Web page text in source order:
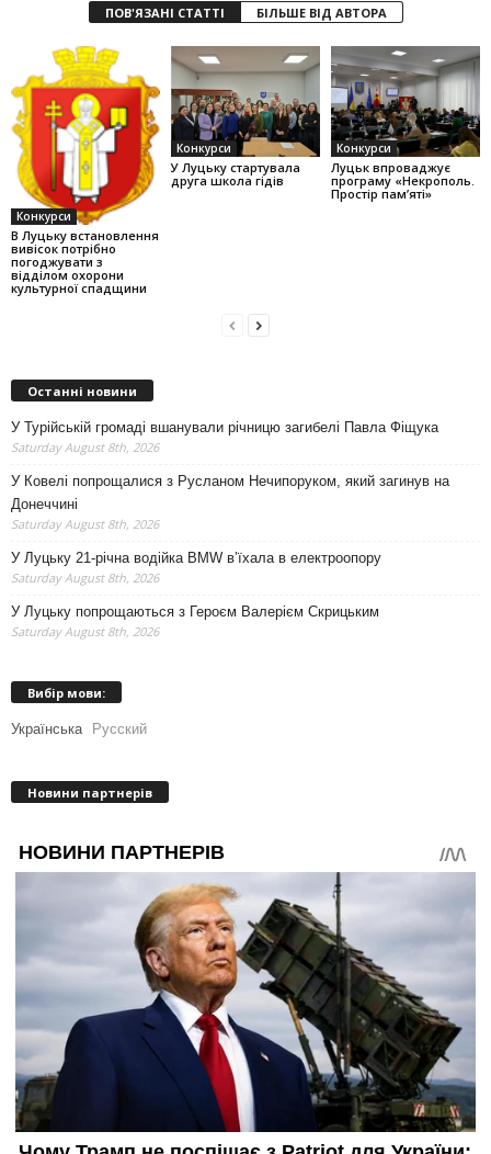
ПОВ'ЯЗАНІ СТАТТІ БІЛЬШЕ ВІД АВТОРА
Конкурси
В Луцьку встановлення
вивісок потрібно
погоджувати з
відділом охорони
культурної спадщини
Конкурси
У Луцьку стартувала
друга школа гідів
Конкурси
Луцьк впроваджує
програму «Некрополь.
Простір пам’яті»
Останні новини
У Турійській громаді вшанували річницю загибелі Павла Фіщука
Saturday August 8th, 2026
У Ковелі попрощалися з Русланом Нечипоруком, який загинув на
Донеччині
Saturday August 8th, 2026
У Луцьку 21-річна водійка BMW в’їхала в електроопору
Saturday August 8th, 2026
У Луцьку попрощаються з Героєм Валерієм Скрицьким
Saturday August 8th, 2026
Вибір мови:
Українська Русский
Новини партнерів